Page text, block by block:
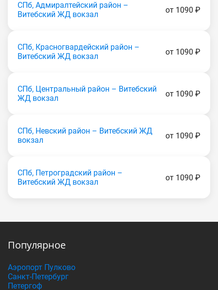
СПб, Адмиралтейский район –
Витебский ЖД вокзал
от 1090 ₽
СПб, Красногвардейский район –
Витебский ЖД вокзал
от 1090 ₽
СПб, Центральный район – Витебский
ЖД вокзал
от 1090 ₽
СПб, Невский район – Витебский ЖД
вокзал
от 1090 ₽
СПб, Петроградский район –
Витебский ЖД вокзал
от 1090 ₽
Популярное
Аэропорт Пулково
Санкт-Петербург
Петергоф